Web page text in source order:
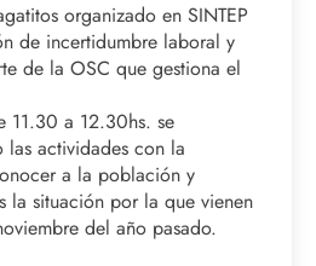
organizado en SINTEP
de incertidumbre laboral y
de la OSC que gestiona el
11.30 a 12.30hs. se
las actividades con la
a la población y
la situación por la que vienen
del año pasado.